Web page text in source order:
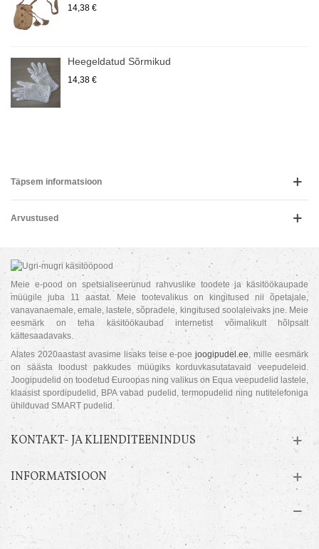
14,38 €
Heegeldatud Sõrmikud
14,38 €
Täpsem informatsioon
Arvustused
Meie e-pood on spetsialiseerunud rahvuslike toodete ja käsitöökaupade
müügile juba 11 aastat. Meie tootevalikus on kingitused nii õpetajale,
vanavanaemale, emale, lastele, sõpradele, kingitused soolaleivaks jne. Meie
eesmärk on teha käsitöökaubad internetist võimalikult hõlpsalt
kättesaadavaks.
Alates 2020aastast avasime lisaks teise e-poejoogipudel.ee, mille eesmärk
on säästa loodust pakkudes müügiks korduvkasutatavaid veepudeleid.
Joogipudelid on toodetud Euroopas ning valikus on Equa veepudelid lastele,
klaasist spordipudelid, BPA vabad pudelid, termopudelid ning nutitelefoniga
ühilduvad SMART pudelid.
KONTAKT- JA KLIENDITEENINDUS
INFORMATSIOON